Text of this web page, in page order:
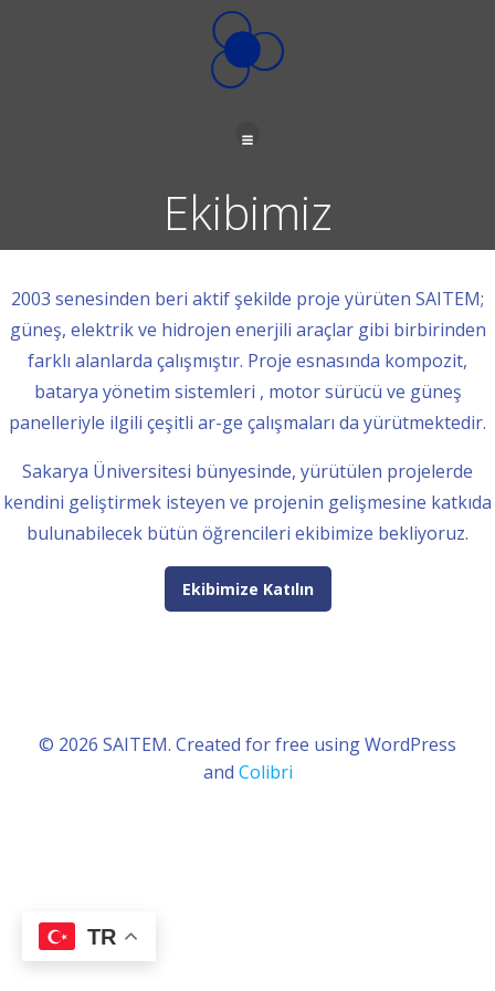
İçeriğe
geç
Ekibimiz
2003 senesinden beri aktif şekilde proje yürüten SAITEM;
güneş, elektrik ve hidrojen enerjili araçlar gibi birbirinden
farklı alanlarda çalışmıştır. Proje esnasında kompozit,
batarya yönetim sistemleri , motor sürücü ve güneş
panelleriyle ilgili çeşitli ar-ge çalışmaları da yürütmektedir.
Sakarya Üniversitesi bünyesinde, yürütülen projelerde
kendini geliştirmek isteyen ve projenin gelişmesine katkıda
bulunabilecek bütün öğrencileri ekibimize bekliyoruz.
Ekibimize Katılın
© 2026 SAITEM. Created for free using WordPress
and Colibri
TR